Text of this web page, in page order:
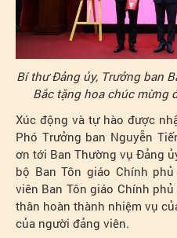
Bí thư Đảng ủy, Trưởng ban
Bắc tặng hoa chúc mừng
Xúc động và tự hào được
Phó Trưởng ban Nguyễn
ơn tới Ban Thường vụ Đảng
bộ Ban Tôn giáo Chính
viên Ban Tôn giáo Chính
thân hoàn thành nhiệm vụ
của người đảng viên.